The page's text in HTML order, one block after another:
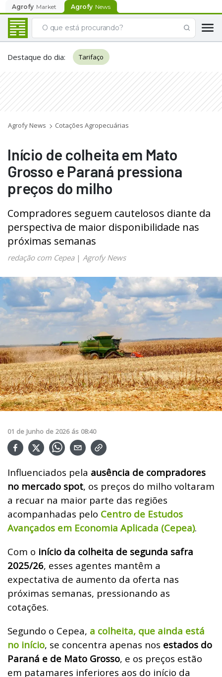
Agrofy Market Agrofy News
Destaque do dia: Tarifaço
Agrofy News Cotações Agropecuárias
Início de colheita em Mato
Grosso e Paraná pressiona
preços do milho
Compradores seguem cautelosos diante da
perspectiva de maior disponibilidade nas
próximas semanas
redação com Cepea| Agrofy News
01 de Junho de 2026 ás 08:40
Influenciados pela ausência de compradores
no mercado spot, os preços do milho voltaram
a recuar na maior parte das regiões
acompanhadas pelo Centro de Estudos
Avançados em Economia Aplicada (Cepea).
Com o início da colheita de segunda safra
2025/26, esses agentes mantêm a
expectativa de aumento da oferta nas
próximas semanas, pressionando as
cotações.
Segundo o Cepea, a colheita, que ainda está
no início, se concentra apenas nos estados do
Paraná e de Mato Grosso, e os preços estão
em patamares inferiores aos do início da